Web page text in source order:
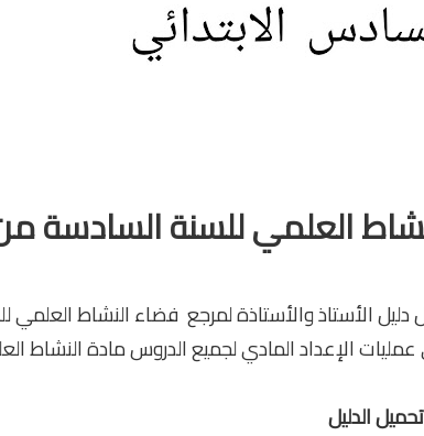
العلمي للسنة السادسة
الأستاذ والأستاذة لمرجع فضاء النشاط العلمي
النشاط
تحميل الدليل